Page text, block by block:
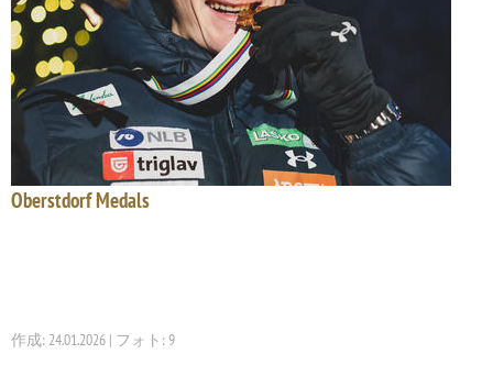
Oberstdorf Medals
作成: 24.01.2026 | フォト: 9